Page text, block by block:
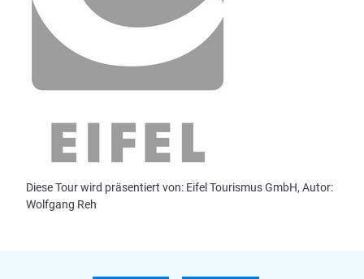
Diese Tour wird präsentiert von: Eifel Tourismus GmbH, Autor:
Wolfgang Reh